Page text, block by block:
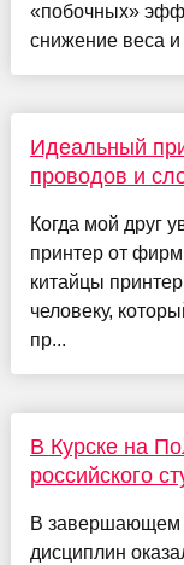
«побочных»
снижение веса
Идеальный
проводов и
Когда мой друг
принтер от
китайцы
человеку,
пр...
В Курске на
российского
В завершающем
дисциплин